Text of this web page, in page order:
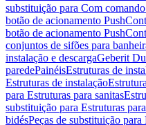
substituição para Com
botão de acionamento
botão de acionamento
conjuntos de sifões para
instalação e descargaGeberit
paredePainéisEstruturas de
Estruturas de instalação
para Estruturas para sanitas
substituição para Estruturas
bidésPeças de substituição